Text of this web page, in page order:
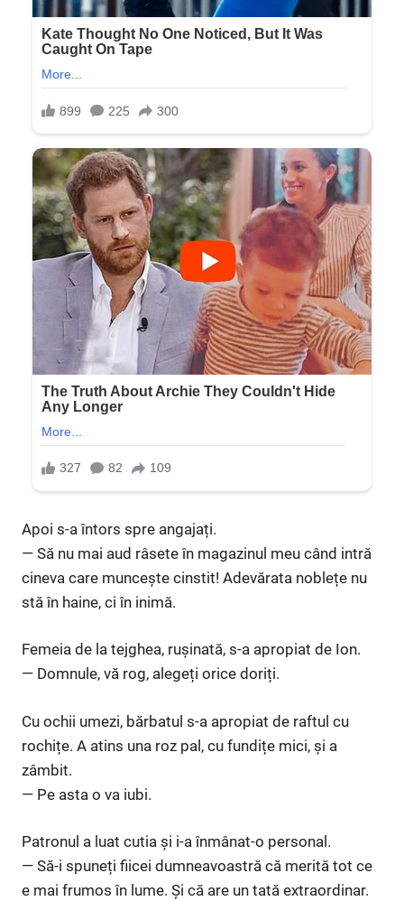
Apoi s-a întors spre angajați.
— Să nu mai aud râsete în magazinul meu când intră
cineva care muncește cinstit! Adevărata noblețe nu
stă în haine, ci în inimă.
Femeia de la tejghea, rușinată, s-a apropiat de Ion.
— Domnule, vă rog, alegeți orice doriți.
Cu ochii umezi, bărbatul s-a apropiat de raftul cu
rochițe. A atins una roz pal, cu fundițe mici, și a
zâmbit.
— Pe asta o va iubi.
Patronul a luat cutia și i-a înmânat-o personal.
— Să-i spuneți fiicei dumneavoastră că merită tot ce
e mai frumos în lume. Și că are un tată extraordinar.